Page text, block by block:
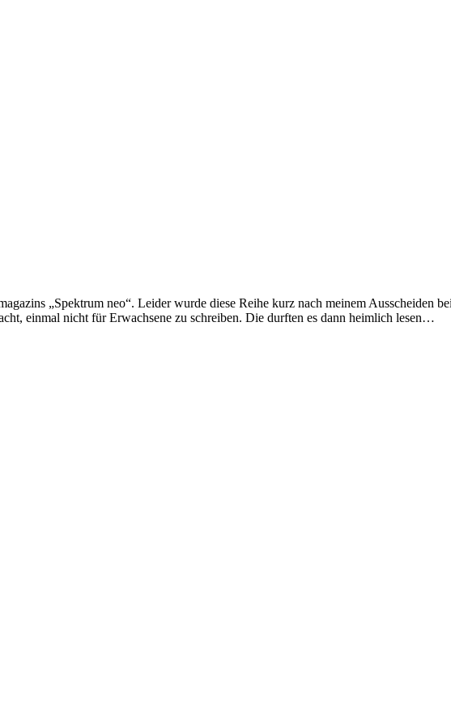
„Spektrum neo“. Leider wurde diese Reihe kurz nach meinem Ausscheiden
einmal nicht für Erwachsene zu schreiben. Die durften es dann heimlich lesen…